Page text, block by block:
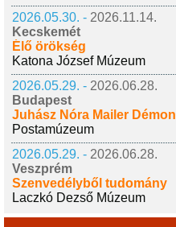
2026.05.30. - 2026.11.14.
Kecskemét
Élő örökség
Katona József Múzeum
2026.05.29. - 2026.06.28.
Budapest
Juhász Nóra Mailer Démon
Postamúzeum
2026.05.29. - 2026.06.28.
Veszprém
Szenvedélyből tudomány
Laczkó Dezső Múzeum